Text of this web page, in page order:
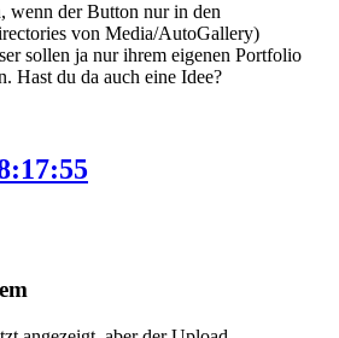
wenn der Button nur in den
von Media/AutoGallery)
sollen ja nur ihrem eigenen Portfolio
Hast du da auch eine Idee?